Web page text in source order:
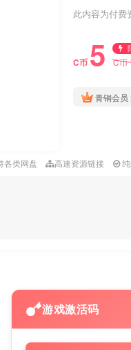
此内容为付费
C币 5 C币
青铜会员
各类网盘 高速资源链接
游戏激活码